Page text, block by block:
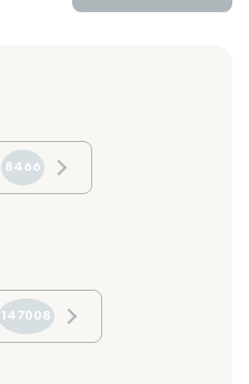
8466
147008